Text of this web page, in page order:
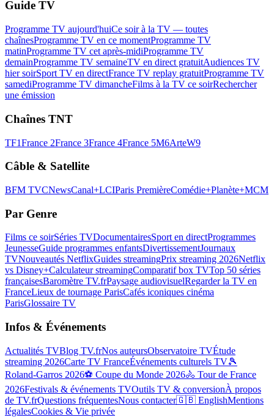
Guide TV
Programme TV aujourd'huiCe soir à la TV — toutes
chaînesProgramme TV en ce momentProgramme TV
matinProgramme TV cet après-midiProgramme TV
demainProgramme TV semaineTV en direct gratuitAudiences TV
hier soirSport TV en directFrance TV replay gratuitProgramme TV
samediProgramme TV dimancheFilms à la TV ce soirRechercher
une émission
Chaînes TNT
TF1France 2France 3France 4France 5M6ArteW9
Câble & Satellite
BFM TVCNewsCanal+LCIParis PremièreComédie+Planète+MCM
Par Genre
Films ce soirSéries TVDocumentairesSport en directProgrammes
JeunesseGuide programmes enfantsDivertissementJournaux
TVNouveautés NetflixGuides streamingPrix streaming 2026Netflix
vs Disney+Calculateur streamingComparatif box TVTop 50 séries
françaisesBaromètre TV.frPaysage audiovisuelRegarder la TV en
FranceLieux de tournage ParisCafés iconiques cinéma
ParisGlossaire TV
Infos & Événements
Actualités TVBlog TV.frNos auteursObservatoire TVÉtude
streaming 2026Carte TV FranceÉvénements culturels TV🎾
Roland-Garros 2026⚽ Coupe du Monde 2026🚴 Tour de France
2026Festivals & événements TVOutils TV & conversionÀ propos
de TV.frQuestions fréquentesNous contacter🇬🇧 EnglishMentions
légalesCookies & Vie privée